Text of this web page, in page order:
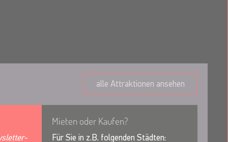
alle Attraktionen ansehen
Mieten oder Kaufen?
Für Sie in z.B. folgenden Städten: